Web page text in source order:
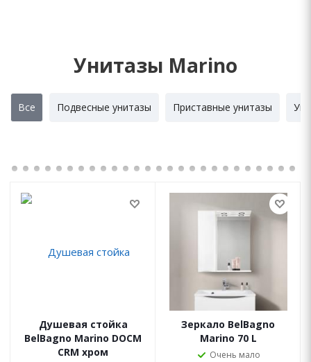
Унитазы Marino
Все Подвесные унитазы Приставные унитазы
Душевая стойка
BelBagno Marino DOCM
CRM хром
Зеркало BelBagno
Marino 70 L
Очень мало